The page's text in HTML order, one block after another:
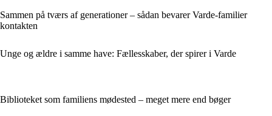
Sammen på tværs af generationer – sådan bevarer Varde-familier
kontakten
Unge og ældre i samme have: Fællesskaber, der spirer i Varde
Biblioteket som familiens mødested – meget mere end bøger